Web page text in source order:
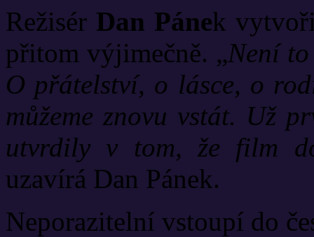
Režisér Dan Pánek
přitom výjimečně. „Není
O přátelství, o lásce, o
můžeme znovu vstát. Už
utvrdily v tom, že film
uzavírá Dan Pánek.
Neporazitelní vstoupí do